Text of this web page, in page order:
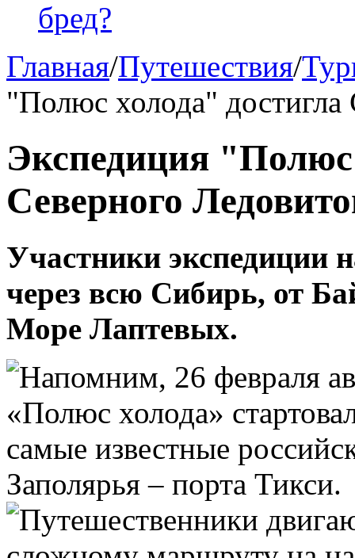
бред?
Главная/Путешествия/
"Полюс холода" достигла
Экспедиция "Полюс
Северного
Участники экспедиции
через всю Сибирь, от
Море Лаптевых.